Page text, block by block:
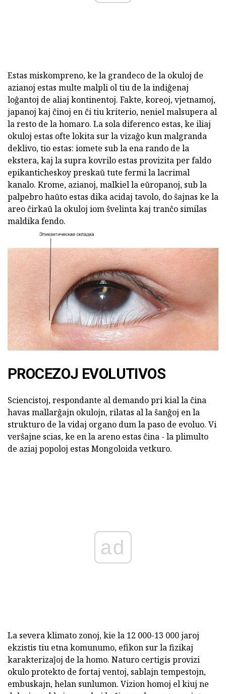
Estas miskompreno, ke la grandeco de la okuloj de
azianoj estas multe malpli ol tiu de la indiĝenaj
loĝantoj de aliaj kontinentoj. Fakte, koreoj, vjetnamoj,
japanoj kaj ĉinoj en ĉi tiu kriterio, neniel malsupera al
la resto de la homaro. La sola diferenco estas, ke iliaj
okuloj estas ofte lokita sur la vizaĝo kun malgranda
deklivo, tio estas: iomete sub la ena rando de la
ekstera, kaj la supra kovrilo estas provizita per faldo
epikanticheskoy preskaŭ tute fermi la lacrimal
kanalo. Krome, azianoj, malkiel la eŭropanoj, sub la
palpebro haŭto estas dika acidaj tavolo, do ŝajnas ke la
areo ĉirkaŭ la okuloj iom ŝvelinta kaj tranĉo similas
maldika fendo.
PROCEZOJ EVOLUTIVOS
Sciencistoj, respondante al demando pri kial la ĉina
havas mallarĝajn okulojn, rilatas al la ŝanĝoj en la
strukturo de la vidaj organo dum la paso de evoluo. Vi
verŝajne scias, ke en la areno estas ĉina - la plimulto
de aziaj popoloj estas Mongoloida vetkuro.
ad
La severa klimato zonoj, kie la 12 000-13 000 jaroj
ekzistis tiu etna komunumo, efikon sur la fizikaj
karakterizaĵoj de la homo. Naturo certigis provizi
okulo protekto de fortaj ventoj, sablajn tempestojn,
embuskajn, helan sunlumon. Vizion homoj el kiuj ne